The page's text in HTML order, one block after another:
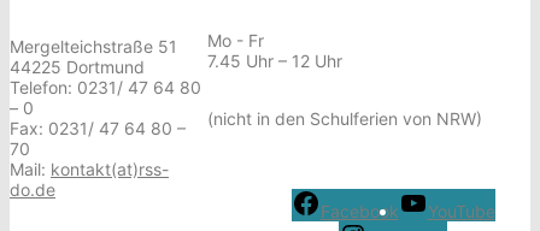
Mergelteichstraße 51
44225 Dortmund
Telefon: 0231/ 47 64 80
– 0
Fax: 0231/ 47 64 80 –
70
Mail: kontakt(at)rss-
do.de
Mo - Fr
7.45 Uhr – 12 Uhr
(nicht in den Schulferien von NRW)
Facebook
YouTube